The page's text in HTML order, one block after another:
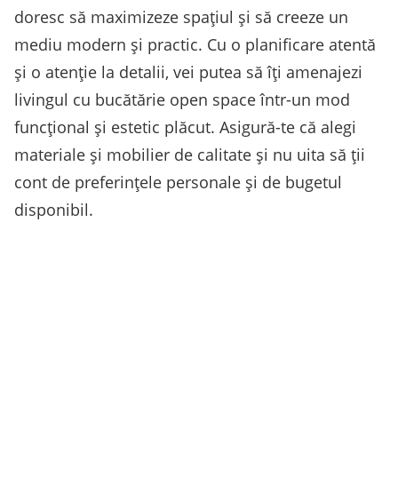
doresc să maximizeze spațiul și să creeze un
mediu modern și practic. Cu o planificare atentă
și o atenție la detalii, vei putea să îți amenajezi
livingul cu bucătărie open space într-un mod
funcțional și estetic plăcut. Asigură-te că alegi
materiale și mobilier de calitate și nu uita să ții
cont de preferințele personale și de bugetul
disponibil.